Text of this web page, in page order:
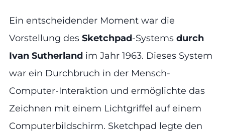
Ein entscheidender Moment war die
Vorstellung des Sketchpad-Systems durch
Ivan Sutherland im Jahr 1963. Dieses System
war ein Durchbruch in der Mensch-
Computer-Interaktion und ermöglichte das
Zeichnen mit einem Lichtgriffel auf einem
Computerbildschirm. Sketchpad legte den